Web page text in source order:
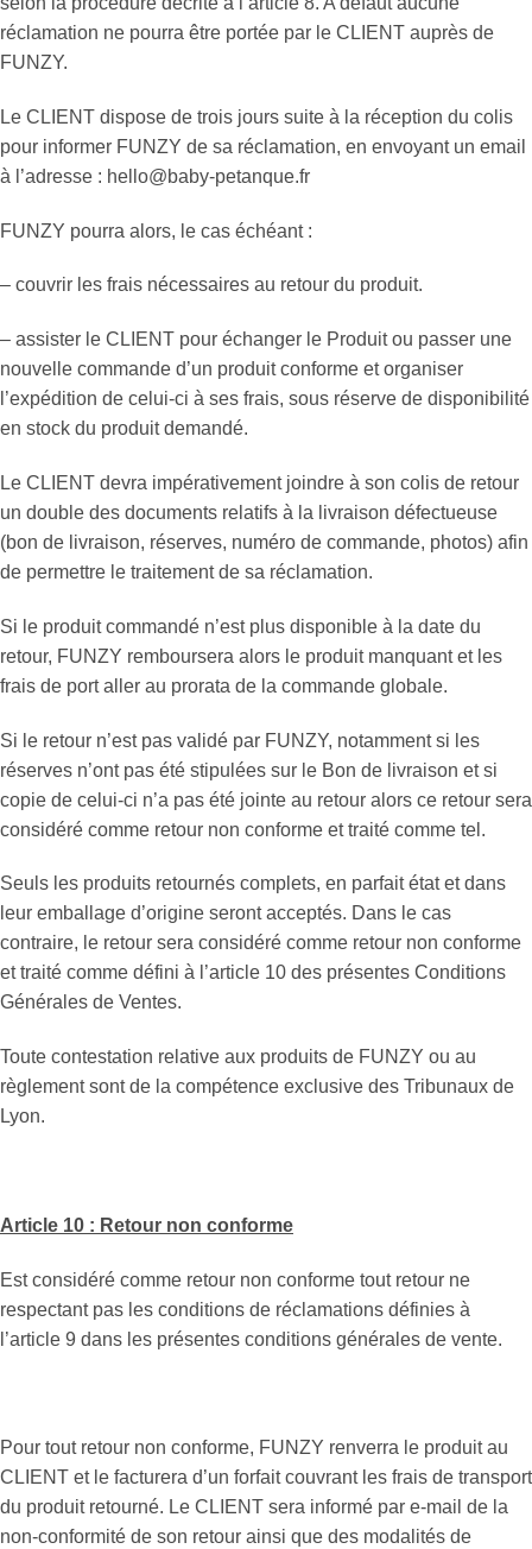
réclamation ne pourra être portée par le CLIENT auprès de
FUNZY.
Le CLIENT dispose de trois jours suite à la réception du colis
pour informer FUNZY de sa réclamation, en envoyant un email
à l’adresse : hello@baby-petanque.fr
FUNZY pourra alors, le cas échéant :
– couvrir les frais nécessaires au retour du produit.
– assister le CLIENT pour échanger le Produit ou passer une
nouvelle commande d’un produit conforme et organiser
l’expédition de celui-ci à ses frais, sous réserve de disponibilité
en stock du produit demandé.
Le CLIENT devra impérativement joindre à son colis de retour
un double des documents relatifs à la livraison défectueuse
(bon de livraison, réserves, numéro de commande, photos) afin
de permettre le traitement de sa réclamation.
Si le produit commandé n’est plus disponible à la date du
retour, FUNZY remboursera alors le produit manquant et les
frais de port aller au prorata de la commande globale.
Si le retour n’est pas validé par FUNZY, notamment si les
réserves n’ont pas été stipulées sur le Bon de livraison et si
copie de celui-ci n’a pas été jointe au retour alors ce retour sera
considéré comme retour non conforme et traité comme tel.
Seuls les produits retournés complets, en parfait état et dans
leur emballage d’origine seront acceptés. Dans le cas
contraire, le retour sera considéré comme retour non conforme
et traité comme défini à l’article 10 des présentes Conditions
Générales de Ventes.
Toute contestation relative aux produits de FUNZY ou au
règlement sont de la compétence exclusive des Tribunaux de
Lyon.
Article 10 : Retour non conforme
Est considéré comme retour non conforme tout retour ne
respectant pas les conditions de réclamations définies à
l’article 9 dans les présentes conditions générales de vente.
Pour tout retour non conforme, FUNZY renverra le produit au
CLIENT et le facturera d’un forfait couvrant les frais de transport
du produit retourné. Le CLIENT sera informé par e-mail de la
non-conformité de son retour ainsi que des modalités de